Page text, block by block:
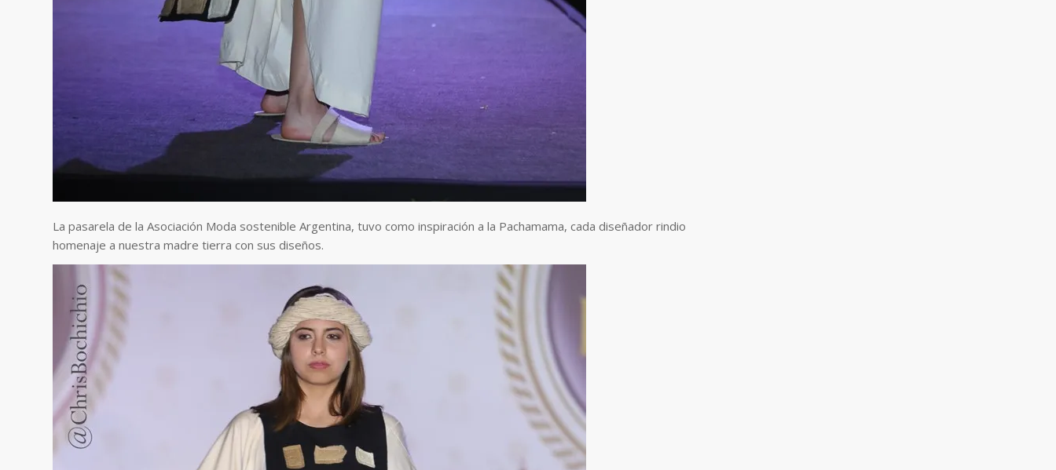
La pasarela de la Asociación Moda sostenible Argentina, tuvo como inspiración a la Pachamama, cada diseñador rindio
homenaje a nuestra madre tierra con sus diseños.